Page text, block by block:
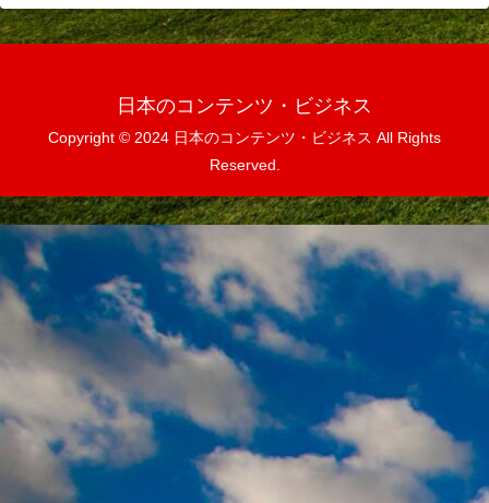
日本のコンテンツ・ビジネス
Copyright © 2024 日本のコンテンツ・ビジネス All Rights
Reserved.